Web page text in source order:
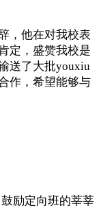
，他在对我校表
定，盛赞我校是
送了大批youxiu
作，希望能够与
励定向班的莘莘